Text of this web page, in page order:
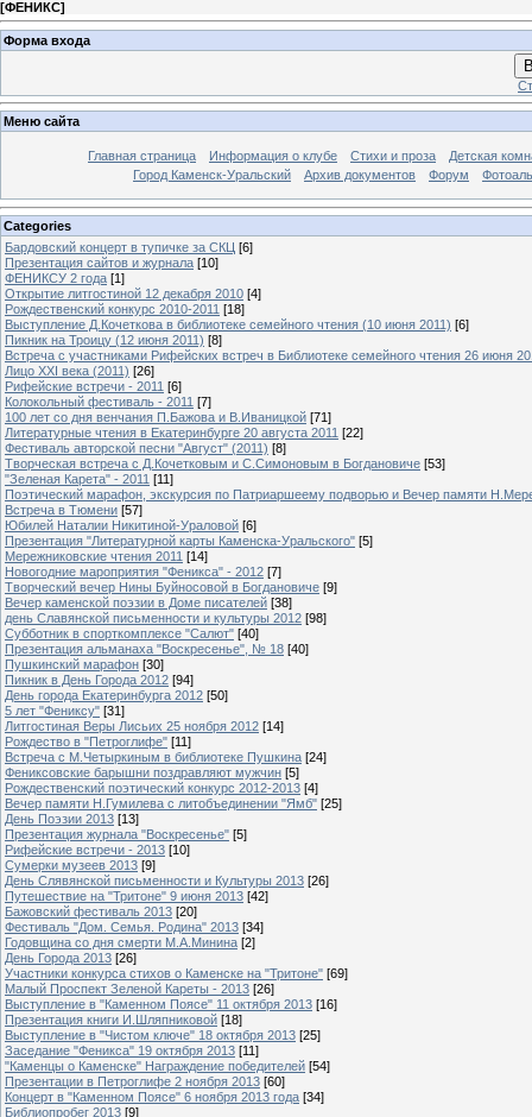
[ФЕНИКС]
Форма входа
Меню сайта
Главная страница Информация о клубе Стихи и проза
Детская
Город Каменск-Уральский
Архив документов Форум
Categories
Бардовский концерт в тупичке за СКЦ [6]
Презентация сайтов и журнала [10]
ФЕНИКСУ 2 года [1]
Открытие литгостиной 12 декабря 2010 [4]
Рождественский конкурс 2010-2011 [18]
Выступление Д.Кочеткова в библиотеке семейного чтения (10 июня 2011) [6]
Пикник на Троицу (12 июня 2011) [8]
Встреча с участниками Рифейских встреч в Библиотеке семейного чтения 26 июня
Лицо XXI века (2011) [26]
Рифейские встречи - 2011 [6]
Колокольный фестиваль - 2011 [7]
100 лет со дня венчания П.Бажова и В.Иваницкой [71]
Литературные чтения в Екатеринбурге 20 августа 2011 [22]
Фестиваль авторской песни "Август" (2011) [8]
Творческая встреча с Д.Кочетковым и С.Симоновым в Богдановиче [53]
"Зеленая Карета" - 2011 [11]
Поэтический марафон, экскурсия по Патриаршеему подворью и Вечер памяти
Встреча в Тюмени [57]
Юбилей Наталии Никитиной-Ураловой [6]
Презентация "Литературной карты Каменска-Уральского" [5]
Мережниковские чтения 2011 [14]
Новогодние мароприятия "Феникса" - 2012 [7]
Творческий вечер Нины Буйносовой в Богдановиче [9]
Вечер каменской поэзии в Доме писателей [38]
день Славянской письменности и культуры 2012 [98]
Субботник в спорткомплексе "Салют" [40]
Презентация альманаха "Воскресенье", № 18 [40]
Пушкинский марафон [30]
Пикник в День Города 2012 [94]
День города Екатеринбурга 2012 [50]
5 лет "Фениксу" [31]
Литгостиная Веры Лисьих 25 ноября 2012 [14]
Рождество в "Петроглифе" [11]
Встреча с М.Четыркиным в библиотеке Пушкина [24]
Фениксовские барышни поздравляют мужчин [5]
Рождественский поэтический конкурс 2012-2013 [4]
Вечер памяти Н.Гумилева с литобъединении "Ямб" [25]
День Поэзии 2013 [13]
Презентация журнала "Воскресенье" [5]
Рифейские встречи - 2013 [10]
Сумерки музеев 2013 [9]
День Слявянской письменности и Культуры 2013 [26]
Путешествие на "Тритоне" 9 июня 2013 [42]
Бажовский фестиваль 2013 [20]
Фестиваль "Дом. Семья. Родина" 2013 [34]
Годовщина со дня смерти М.А.Минина [2]
День Города 2013 [26]
Участники конкурса стихов о Каменске на "Тритоне" [69]
Малый Проспект Зеленой Кареты - 2013 [26]
Выступление в "Каменном Поясе" 11 октября 2013 [16]
Презентация книги И.Шляпниковой [18]
Выступление в "Чистом ключе" 18 октября 2013 [25]
Заседание "Феникса" 19 октября 2013 [11]
"Каменцы о Каменске" Награждение победителей [54]
Презентации в Петроглифе 2 ноября 2013 [60]
Концерт в "Каменном Поясе" 6 ноября 2013 года [34]
Библиопробег 2013 [9]